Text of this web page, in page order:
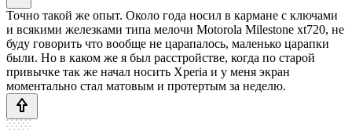
Точно такой же опыт. Около года носил в кармане с ключами
и всякими железками типа мелочи Motorola Milestone xt720, не
буду говорить что вообще не царапалось, маленько царапки
были. Но в каком же я был расстройстве, когда по старой
привычке так же начал носить Xperia и у меня экран
моментально стал матовым и протертым за неделю.